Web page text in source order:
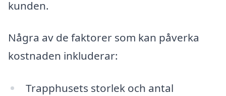
kunden.
Några av de faktorer som kan påverka
kostnaden inkluderar:
Trapphusets storlek och antal